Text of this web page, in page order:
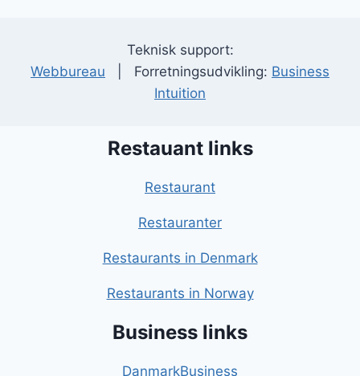
Teknisk support:
Webbureau | Forretningsudvikling: Business
Intuition
Restauant links
Restaurant
Restauranter
Restaurants in Denmark
Restaurants in Norway
Business links
DanmarkBusiness